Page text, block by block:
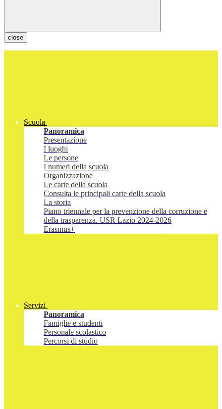
close
Scuola
Panoramica
Presentazione
I luoghi
Le persone
I numeri della scuola
Organizzazione
Le carte della scuola
Consulta le principali carte della scuola
La storia
Piano triennale per la prevenzione della corruzione e
della trasparenza. USR Lazio 2024-2026
Erasmus+
Servizi
Panoramica
Famiglie e studenti
Personale scolastico
Percorsi di studio